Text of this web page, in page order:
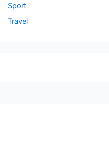
Sport
Travel